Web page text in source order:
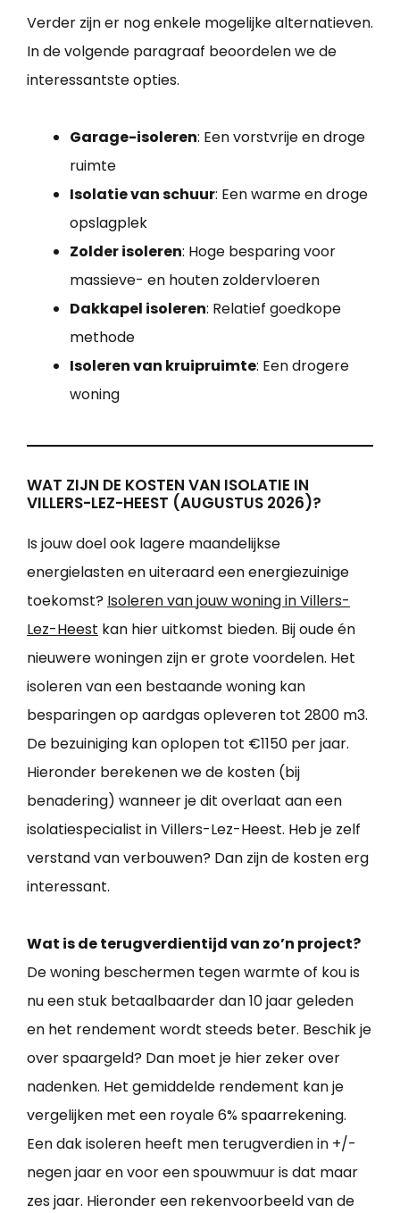
Verder zijn er nog enkele mogelijke alternatieven.
In de volgende paragraaf beoordelen we de
interessantste opties.
Garage-isoleren: Een vorstvrije en droge
ruimte
Isolatie van schuur: Een warme en droge
opslagplek
Zolder isoleren: Hoge besparing voor
massieve- en houten zoldervloeren
Dakkapel isoleren: Relatief goedkope
methode
Isoleren van kruipruimte: Een drogere
woning
WAT ZIJN DE KOSTEN VAN ISOLATIE IN
VILLERS-LEZ-HEEST (AUGUSTUS 2026)?
Is jouw doel ook lagere maandelijkse
energielasten en uiteraard een energiezuinige
toekomst? Isoleren van jouw woning in Villers-
Lez-Heest kan hier uitkomst bieden. Bij oude én
nieuwere woningen zijn er grote voordelen. Het
isoleren van een bestaande woning kan
besparingen op aardgas opleveren tot 2800 m3.
De bezuiniging kan oplopen tot €1150 per jaar.
Hieronder berekenen we de kosten (bij
benadering) wanneer je dit overlaat aan een
isolatiespecialist in Villers-Lez-Heest. Heb je zelf
verstand van verbouwen? Dan zijn de kosten erg
interessant.
Wat is de terugverdientijd van zo’n project?
De woning beschermen tegen warmte of kou is
nu een stuk betaalbaarder dan 10 jaar geleden
en het rendement wordt steeds beter. Beschik je
over spaargeld? Dan moet je hier zeker over
nadenken. Het gemiddelde rendement kan je
vergelijken met een royale 6% spaarrekening.
Een dak isoleren heeft men terugverdien in +/-
negen jaar en voor een spouwmuur is dat maar
zes jaar. Hieronder een rekenvoorbeeld van de